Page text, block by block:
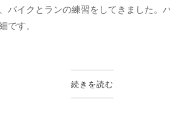
バイクとランの練習をしてきました。
です。
続きを読む